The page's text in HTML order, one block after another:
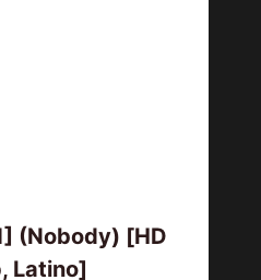
(Nobody) [HD
Latino]